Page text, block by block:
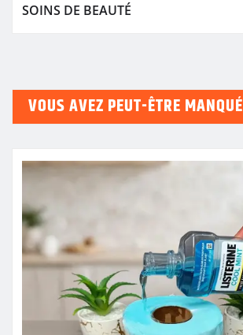
SOINS DE BEAUTÉ
VOUS AVEZ PEUT-ÊTRE MANQUÉ